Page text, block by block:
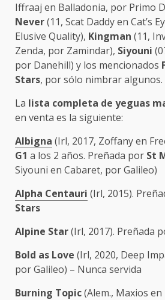
Iffraaj en Balladonia, por Primo
Never(11, Scat Daddy en Cat’s
Elusive Quality), Kingman (11,
Zenda, por Zamindar), Siyouni
por Danehill) y los mencionados
Stars, por sólo nimbrar algunos.
La lista completa de yeguas
en venta es la siguiente:
Albigna (Irl, 2017, Zoffany en
G1 a los 2 años. Preñada por St
Siyouni en Cabaret, por Galileo)
Alpha Centauri (Irl, 2015).
Stars
Alpine Star(Irl, 2017). Preñada
Bold as Love (Irl, 2020, Deep
por Galileo) – Nunca servida
Burning Topic(Alem., Maxios